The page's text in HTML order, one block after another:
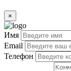
×
Имя
Email
Телефон